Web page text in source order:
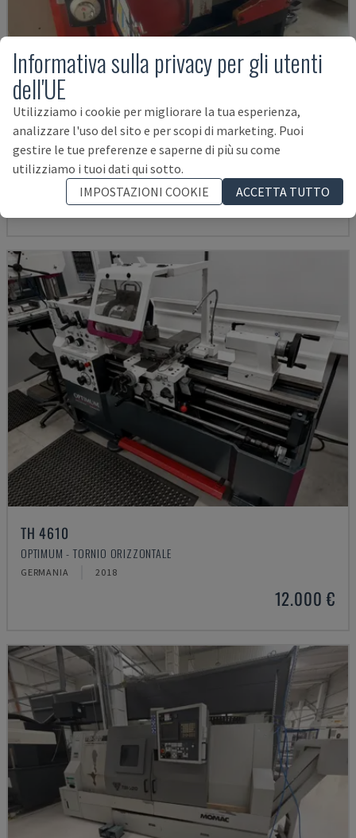
EMCOMAT 200X1000
EMCO - TORNIO ORIZZONTALE
GERMANIA 2001
14.000 €
TH 4610
OPTIMUM - TORNIO ORIZZONTALE
GERMANIA 2018
12.000 €
Informativa sulla privacy per gli utenti
dell'UE
Utilizziamo i cookie per migliorare la tua esperienza,
analizzare l'uso del sito e per scopi di marketing. Puoi
gestire le tue preferenze e saperne di più su come
utilizziamo i tuoi dati qui sotto.
IMPOSTAZIONI COOKIE
ACCETTA TUTTO